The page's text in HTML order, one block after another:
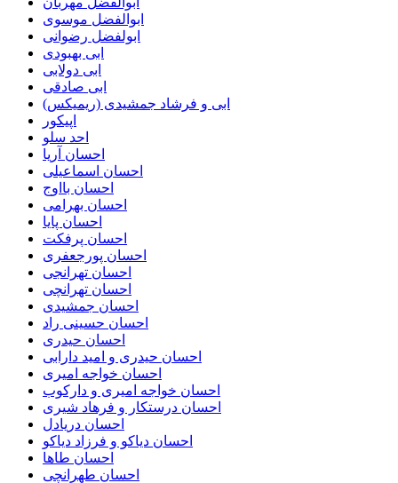
ابوالفضل موسوی
ابولفضل رضوانی
ابی بهبودی
ابی دولابی
ابی صادقی
ابی و فرشاد جمشیدی (ریمیکس)
اپیکور
احد سلو
احسان آریا
احسان اسماعیلی
احسان بااوج
احسان بهرامی
احسان پایا
احسان پرفکت
احسان پورجعفری
احسان تهرانجی
احسان تهرانچی
احسان جمشیدی
احسان حسینی راد
احسان حیدری
احسان حیدری و امید دارابی
احسان خواجه امیری
احسان خواجه امیری و دارکوب
احسان درستكار و فرهاد شيرى
احسان دریادل
احسان دیاکو و فرزاد دیاکو
احسان طاها
احسان طهرانچی